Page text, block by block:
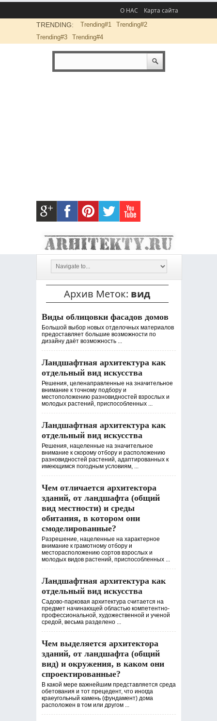
О НАС Карта сайта
TRENDING: Trending#1
Trending#2
Trending#3
Trending#4
Архив Меток: вид
Виды облицовки фасадов домов
Большой выбор новых отделочных материалов
предоставляет большие возможности по
дизайну даёт возможность ...
Ландшафтная архитектура как
отдельный вид искусства
Решения, целенаправленные на значительное
внимание к точному подбору и
местоположению разновидностей взрослых и
молодых растений, приспособленных ...
Ландшафтная архитектура как
отдельный вид искусства
Решения, нацеленные на значительное
внимание к скорому отбору и расположению
разновидностей растений, адаптированных к
имеющимся погодным условиям, ...
Чем отличается архитектора
зданий, от ландшафта (общий
вид местности) и среды
обитания, в котором они
смоделированные?
Разрешение, нацеленные на характерное
внимание к грамотному отбору и
месторасположению сортов взрослых и
молодых видов растений, приспособленных ...
Ландшафтная архитектура как
отдельный вид искусства
Садово-парковая архитектура считается на
предмет начинающей областью компетентно-
профессиональной, художественной и ученой
средой, весьма разделено ...
Чем выделяется архитектора
зданий, от ландшафта (общий
вид) и окружения, в каком они
спроектированные?
В какой мере важнейшим представляется среда
обетования и тот прецедент, что иногда
краеугольный камень (фундамент) дома
расположен в том или другом ...